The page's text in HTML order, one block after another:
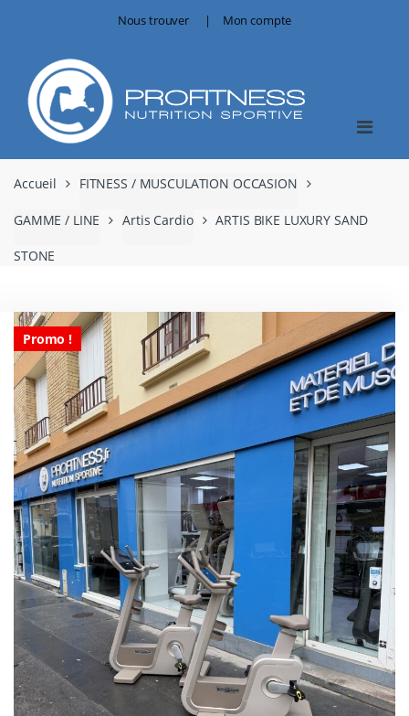
Nous trouver Mon compte
Accueil FITNESS / MUSCULATION OCCASION
GAMME / LINE Artis Cardio ARTIS BIKE LUXURY SAND
STONE
Promo !